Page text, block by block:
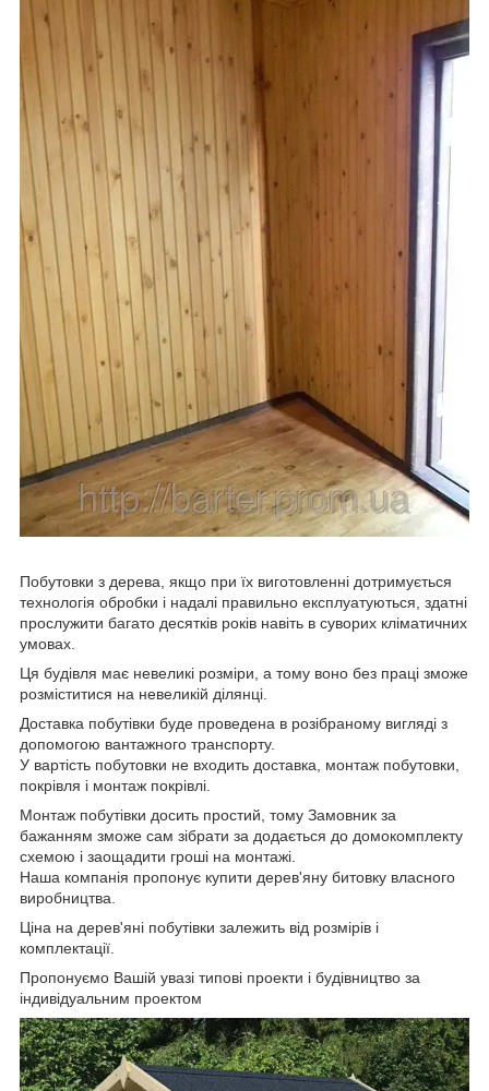
Побутовки з дерева, якщо при їх виготовленні дотримується
технологія обробки і надалі правильно експлуатуються, здатні
прослужити багато десятків років навіть в суворих кліматичних
умовах.
Ця будівля має невеликі розміри, а тому воно без праці зможе
розміститися на невеликій ділянці.
Доставка побутівки буде проведена в розібраному вигляді з
допомогою вантажного транспорту.
У вартість побутовки не входить доставка, монтаж побутовки,
покрівля і монтаж покрівлі.
Монтаж побутівки досить простий, тому Замовник за
бажанням зможе сам зібрати за додається до домокомплекту
схемою і заощадити гроші на монтажі.
Наша компанія пропонує купити дерев'яну битовку власного
виробництва.
Ціна на дерев'яні побутівки залежить від розмірів і
комплектації.
Пропонуємо Вашій увазі типові проекти і будівництво за
індивідуальним проектом